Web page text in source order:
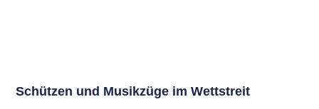
Schützen und Musikzüge im Wettstreit